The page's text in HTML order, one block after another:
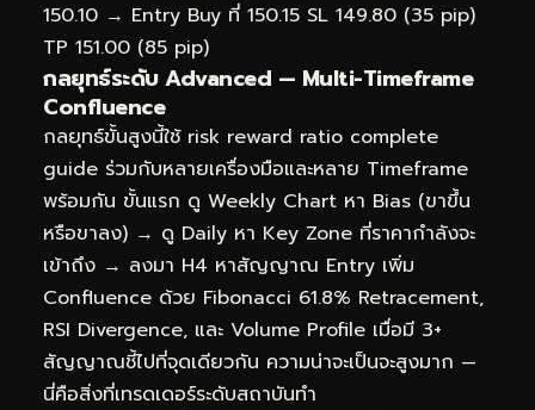
150.10 → Entry Buy ที่ 150.15 SL 149.80 (35 pip)
TP 151.00 (85 pip)
กลยุทธ์ระดับ Advanced — Multi-Timeframe
Confluence
กลยุทธ์ขั้นสูงนี้ใช้ risk reward ratio complete
guide ร่วมกับหลายเครื่องมือและหลาย Timeframe
พร้อมกัน ขั้นแรก ดู Weekly Chart หา Bias (ขาขึ้น
หรือขาลง) → ดู Daily หา Key Zone ที่ราคากำลังจะ
เข้าถึง → ลงมา H4 หาสัญญาณ Entry เพิ่ม
Confluence ด้วย Fibonacci 61.8% Retracement,
RSI Divergence, และ Volume Profile เมื่อมี 3+
สัญญาณชี้ไปที่จุดเดียวกัน ความน่าจะเป็นจะสูงมาก —
นี่คือสิ่งที่เทรดเดอร์ระดับสถาบันทำ